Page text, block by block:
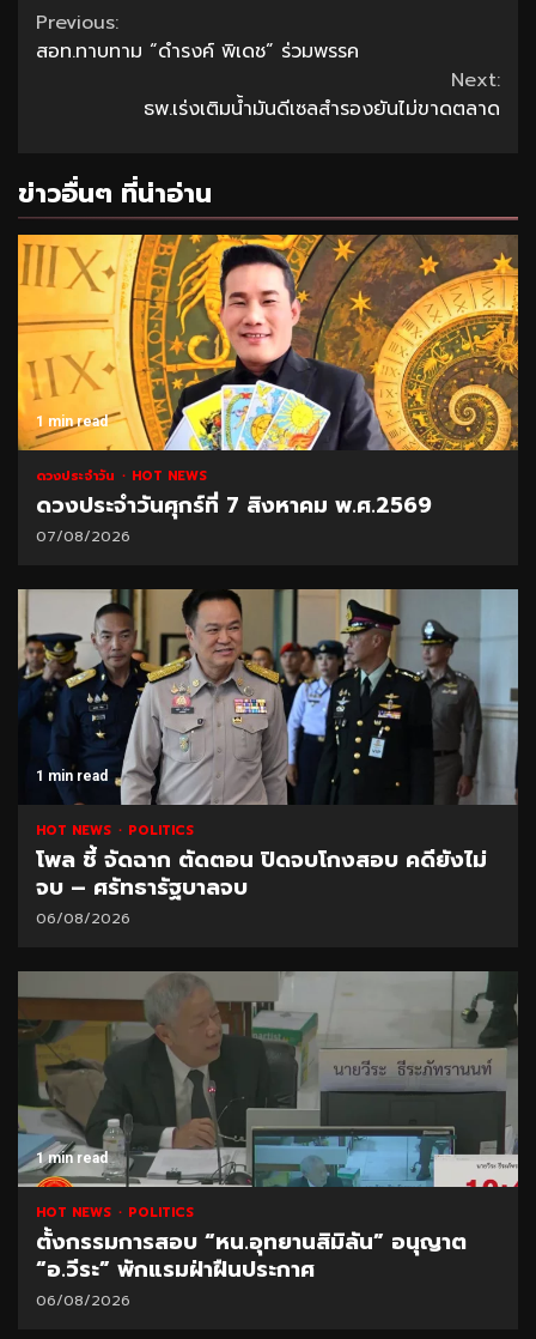
Continue
Reading
Previous:
สอท.ทาบทาม “ดำรงค์ พิเดช” ร่วมพรรค
Next:
ธพ.เร่งเติมน้ำมันดีเซลสำรองยันไม่ขาดตลาด
ข่าวอื่นๆ ที่น่าอ่าน
1 min read
ดวงประจำวัน HOT NEWS
ดวงประจำวันศุกร์ที่ 7 สิงหาคม พ.ศ.2569
07/08/2026
1 min read
HOT NEWS POLITICS
โพล ชี้ จัดฉาก ตัดตอน ปิดจบโกงสอบ คดียังไม่
จบ – ศรัทธารัฐบาลจบ
06/08/2026
1 min read
HOT NEWS POLITICS
ตั้งกรรมการสอบ “หน.อุทยานสิมิลัน” อนุญาต
“อ.วีระ” พักแรมฝ่าฝืนประกาศ
06/08/2026